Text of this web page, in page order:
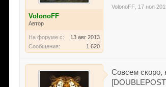
VolonoFF
Автор
На форуме с:
13 авг 2013
Сообщения:
1.620
VolonoFF 17 ноя
Совсем скоро,